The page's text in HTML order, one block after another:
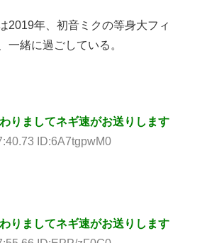
2019年、初音ミクの等身大フィ
一緒に過ごしている。
りましてネギ速がお送りします
ID:6A7tgpwM0
りましてネギ速がお送りします